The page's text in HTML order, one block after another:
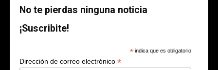
No te pierdas ninguna noticia
¡Suscribite!
* indica que es obligatorio
Dirección de correo electrónico *